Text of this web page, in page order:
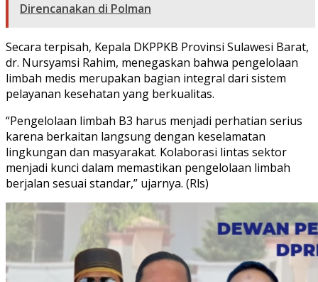
Direncanakan di Polman
Secara terpisah, Kepala DKPPKB Provinsi Sulawesi Barat,
dr. Nursyamsi Rahim, menegaskan bahwa pengelolaan
limbah medis merupakan bagian integral dari sistem
pelayanan kesehatan yang berkualitas.
“Pengelolaan limbah B3 harus menjadi perhatian serius
karena berkaitan langsung dengan keselamatan
lingkungan dan masyarakat. Kolaborasi lintas sektor
menjadi kunci dalam memastikan pengelolaan limbah
berjalan sesuai standar,” ujarnya. (Rls)